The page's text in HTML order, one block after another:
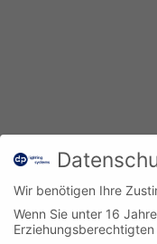
Wir benötigen Ihre
Wenn Sie unter 16